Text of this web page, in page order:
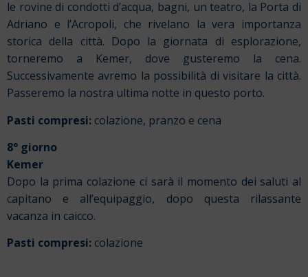
le rovine di condotti d’acqua, bagni, un teatro, la Porta di
Adriano e l’Acropoli, che rivelano la vera importanza
storica della città. Dopo la giornata di esplorazione,
torneremo a Kemer, dove gusteremo la cena.
Successivamente avremo la possibilità di visitare la città.
Passeremo la nostra ultima notte in questo porto.
Pasti compresi: colazione, pranzo e cena
8° giorno
Kemer
Dopo la prima colazione ci sarà il momento dei saluti al
capitano e all’equipaggio, dopo questa rilassante
vacanza in caicco.
Pasti compresi: colazione